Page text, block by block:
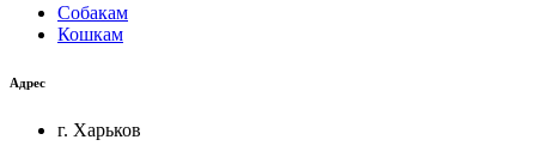
Собакам
Кошкам
Адрес
г. Харьков